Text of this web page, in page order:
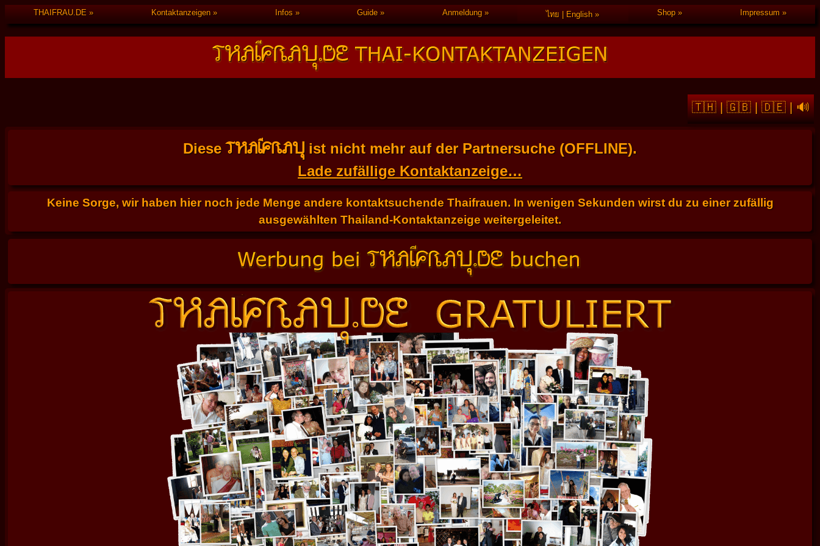
THAIFRAU.DE Kontaktanzeigen Infos Guide Anmeldung ไทย | English Shop Impressum
🇹🇭|🇬🇧|🇩🇪|🔊
DieseTHAIFRAU ist nicht mehr auf der Partnersuche (OFFLINE).
Lade zufällige Kontaktanzeige…
Keine Sorge, wir haben hier noch jede Menge andere kontaktsuchende Thaifrauen. In wenigen Sekunden wirst du zu einer zufällig
ausgewählten Thailand-Kontaktanzeige weitergeleitet.